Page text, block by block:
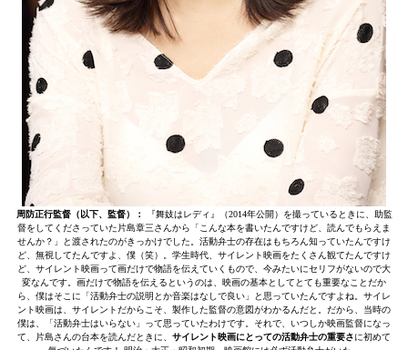
周防正行監督（以下、監督）：
『舞妓はレディ』（2014年公開）を撮っているときに、助監
督をしてくださっていた片島章三さんから「こんな本を書いたんですけど、読んでもらえま
せんか？」と渡されたのがきっかけでした。活動弁士の存在はもちろん知っていたんですけ
ど、無視してたんですよ、僕（笑）。学生時代、サイレント映画をたくさん観てたんですけ
ど、サイレント映画って画だけで物語を伝えていくもので、今みたいにセリフがないので大
変なんです。画だけで物語を伝えるというのは、映画の基本としてとても重要なことだか
ら、僕はそこに「活動弁士の説明とか音楽はなしで良い」と思っていたんですよね。サイレ
ント映画は、サイレントだからこそ、製作した監督の意図がわかるんだと。だから、当時の
僕は、「活動弁士はいらない」って思っていたわけです。それで、いつしか映画監督になっ
て、片島さんの台本を読んだときに、 サイレント映画にとっての活動弁士の重要さに初めて